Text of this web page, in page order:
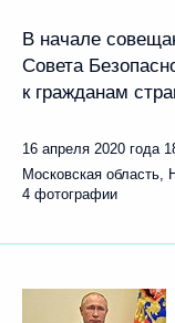
В начале
Совета
к гражданам
16 апреля 2020 года
Московская область,
4 фотографии